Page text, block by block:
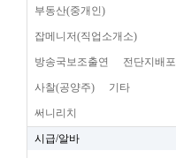
부동산(중개인)
잡메니저(직업소개소)
방송국보조출연 전단지배포
사찰(공양주) 기타
써니리치
시급/알바